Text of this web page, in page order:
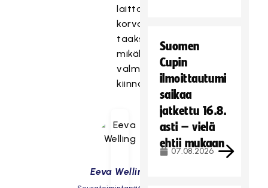
laittaa
korvan
taakse,
mikäli
valmennuskoulutus
kiinnostaa!
Eeva Welling
Suomen
Cupin
ilmoittautumi
saikaa
jatkettu 16.8.
asti – vielä
ehtii mukaan
07.08.2026